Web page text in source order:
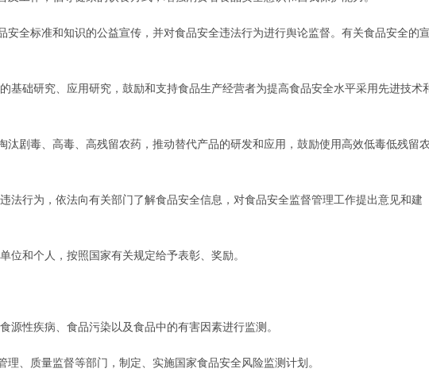
安全标准和知识的公益宣传，并对食品安全违法行为进行舆论监督。有关食品安全的宣
基础研究、应用研究，鼓励和支持食品生产经营者为提高食品安全水平采用先进技术
汰剧毒、高毒、高残留农药，推动替代产品的研发和应用，鼓励使用高效低毒低残留农
法行为，依法向有关部门了解食品安全信息，对食品安全监督管理工作提出意见和建
和个人，按照国家有关规定给予表彰、奖励。
性疾病、食品污染以及食品中的有害因素进行监测。
、质量监督等部门，制定、实施国家食品安全风险监测计划。